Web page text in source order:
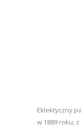
Eklektyczny
w 1889 roku,